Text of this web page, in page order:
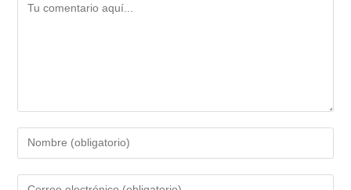
Comentario
Introduce
tu
nombre
Introduce